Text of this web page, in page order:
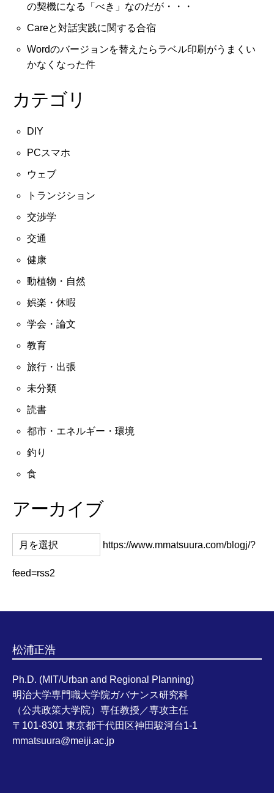
の契機になる「べき」なのだが・・・
Careと対話実践に関する合宿
Wordのバージョンを替えたらラベル印刷がうまくい
かなくなった件
カテゴリ
DIY
PCスマホ
ウェブ
トランジション
交渉学
交通
健康
動植物・自然
娯楽・休暇
学会・論文
教育
旅行・出張
未分類
読書
都市・エネルギー・環境
釣り
食
アーカイブ
https://www.mmatsuura.com/blogj/?
feed=rss2
松浦正浩
Ph.D. (MIT/Urban and Regional Planning)
明治大学専門職大学院ガバナンス研究科
（公共政策大学院）専任教授／専攻主任
〒101-8301 東京都千代田区神田駿河台1-1
mmatsuura@meiji.ac.jp